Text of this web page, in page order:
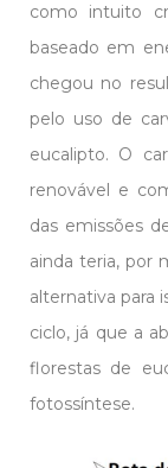
como intuito
baseado em
chegou no
pelo uso de
eucalipto. O
renovável e
das emissões
ainda teria, por
alternativa para
ciclo, já que a
florestas de
fotossíntese.